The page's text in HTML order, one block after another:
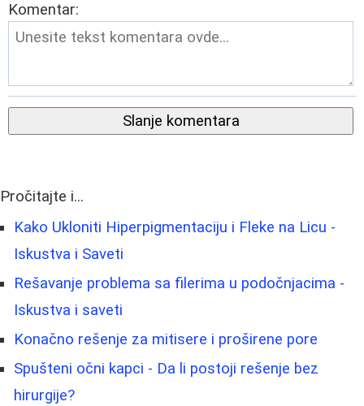
Komentar:
Slanje komentara
Pročitajte i...
Kako Ukloniti Hiperpigmentaciju i Fleke na Licu -
Iskustva i Saveti
Rešavanje problema sa filerima u podočnjacima -
Iskustva i saveti
Konačno rešenje za mitisere i proširene pore
Spušteni očni kapci - Da li postoji rešenje bez
hirurgije?